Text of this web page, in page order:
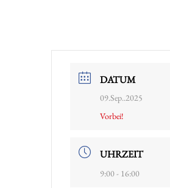
DATUM
09.Sep..2025
Vorbei!
UHRZEIT
9:00 - 16:00